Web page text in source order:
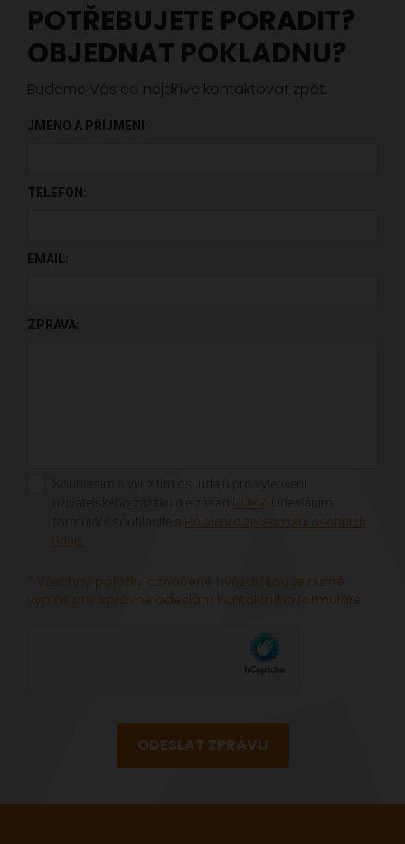
POTŘEBUJETE PORADIT?
OBJEDNAT POKLADNU?
Budeme Vás co nejdříve kontaktovat zpět.
JMÉNO A PŘÍJMENÍ:
TELEFON:
EMAIL:
ZPRÁVA:
GDPR
Poučení o zpracování osobních
údajů
* Všechny položky označené hvězdičkou je nutné
vyplňit pro správné odeslání kontaktního formuláře.
ODESLAT ZPRÁVU